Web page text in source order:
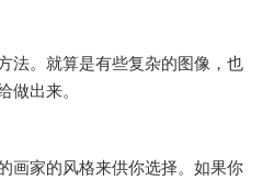
法。就算是有些复杂的图像，也
做出来。
画家的风格来供你选择。如果你